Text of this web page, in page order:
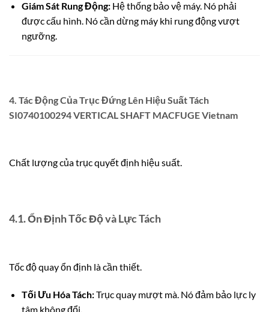
Giám Sát Rung Động:Hệ thống bảo vệ máy. Nó phải
được cấu hình. Nó cần dừng máy khi rung động vượt
ngưỡng.
4. Tác Động Của Trục Đứng Lên Hiệu Suất Tách
SI0740100294 VERTICAL SHAFT MACFUGE Vietnam
Chất lượng của trục quyết định hiệu suất.
4.1. Ổn Định Tốc Độ và Lực Tách
Tốc độ quay ổn định là cần thiết.
Tối Ưu Hóa Tách:Trục quay mượt mà. Nó đảm bảo lực ly
tâm không đổi.